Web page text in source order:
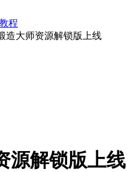
程
造大师资源解锁版上线
源解锁版上线